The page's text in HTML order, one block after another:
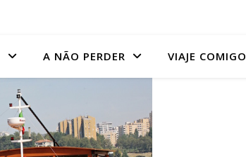
A NÃO PERDER VIAJE COMIGO